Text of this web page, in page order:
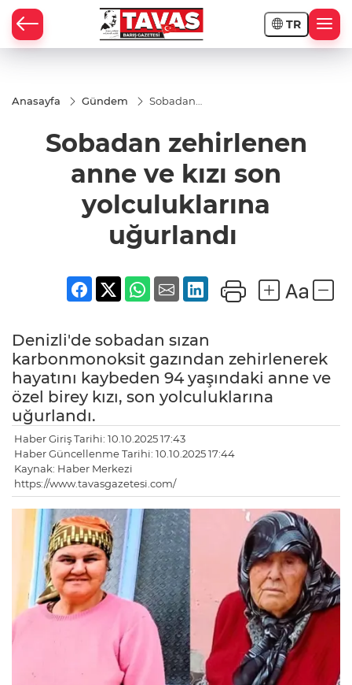
TR
Anasayfa Gündem
Sobadan
son
yolculuklarına
uğurlandı
Sobadan zehirlenen
anne ve kızı son
yolculuklarına
uğurlandı
Denizli'de sobadan sızan
karbonmonoksit gazından zehirlenerek
hayatını kaybeden 94 yaşındaki anne ve
özel birey kızı, son yolculuklarına
uğurlandı.
Haber Giriş Tarihi: 10.10.2025 17:43
Haber Güncellenme Tarihi: 10.10.2025 17:44
Kaynak: Haber Merkezi
https://www.tavasgazetesi.com/